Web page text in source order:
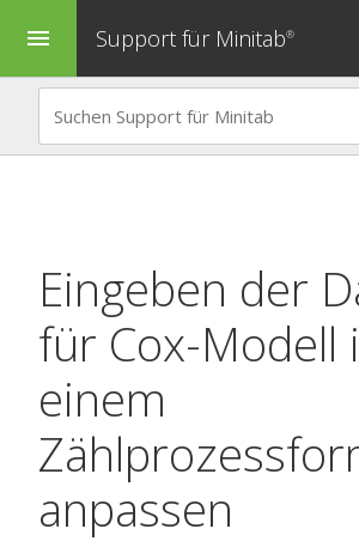
menu Support für Minitab®
Eingeben der
für Cox-Modell
einem
anpassen